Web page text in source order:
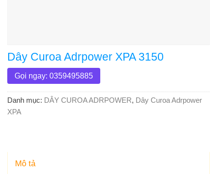
Dây Curoa Adrpower XPA 3150
Gọi ngay: 0359495885
Danh mục: DÂY CUROA ADRPOWER, Dây Curoa Adrpower
XPA
Mô tả